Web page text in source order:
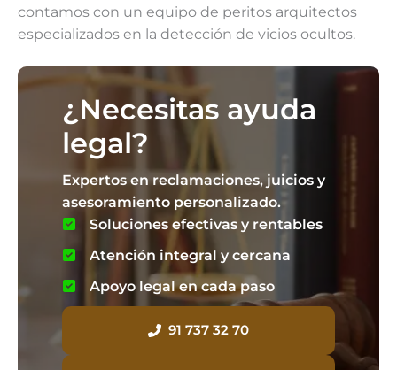
contamos con un equipo de peritos arquitectos
especializados en la detección de vicios ocultos.
¿Necesitas ayuda
legal?
Expertos en reclamaciones, juicios y
asesoramiento personalizado.
Soluciones efectivas y rentables
Atención integral y cercana
Apoyo legal en cada paso
91 737 32 70